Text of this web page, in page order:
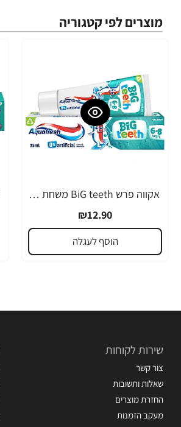
מוצרים לפי קטגוריה
אקווה פרש BiG teeth משחת שיניים לילדים לגילאי 6-8 שנים - 50 מ"ל
₪12.90
הוסף לעגלה
שירות לקוחות
צור קשר
שאלות ותשובות
החזרת מוצרים
מעקב הזמנות